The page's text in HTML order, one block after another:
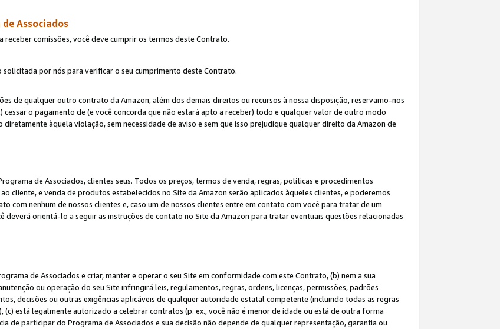
Associados
comissões, você deve cumprir os termos deste Contrato.
por nós para verificar o seu cumprimento deste Contrato.
de qualquer outro contrato da Amazon, além dos demais direitos ou recursos à nossa disposição, reservamo-nos
o pagamento de (e você concorda que não estará apto a receber) todo e qualquer valor de outro modo
àquela violação, sem necessidade de aviso e sem que isso prejudique qualquer direito da Amazon de
de Associados, clientes seus. Todos os preços, termos de venda, regras, políticas e procedimentos
cliente, e venda de produtos estabelecidos no Site da Amazon serão aplicados àqueles clientes, e poderemos
com nenhum de nossos clientes e, caso um de nossos clientes entre em contato com você para tratar de um
deverá orientá-lo a seguir as instruções de contato no Site da Amazon para tratar eventuais questões relacionadas
de Associados e criar, manter e operar o seu Site em conformidade com este Contrato, (b) nem a sua
ou operação do seu Site infringirá leis, regulamentos, regras, ordens, licenças, permissões, padrões
decisões ou outras exigências aplicáveis de qualquer autoridade estatal competente (incluindo todas as regras
está legalmente autorizado a celebrar contratos (p. ex., você não é menor de idade ou está de outra forma
de participar do Programa de Associados e sua decisão não depende de qualquer representação, garantia ou